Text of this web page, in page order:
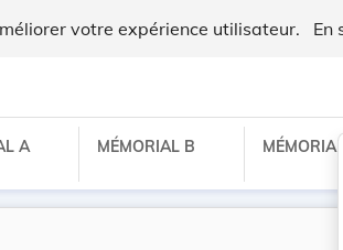
votre expérience utilisateur. En
A MÉMORIAL B MÉMORIAL